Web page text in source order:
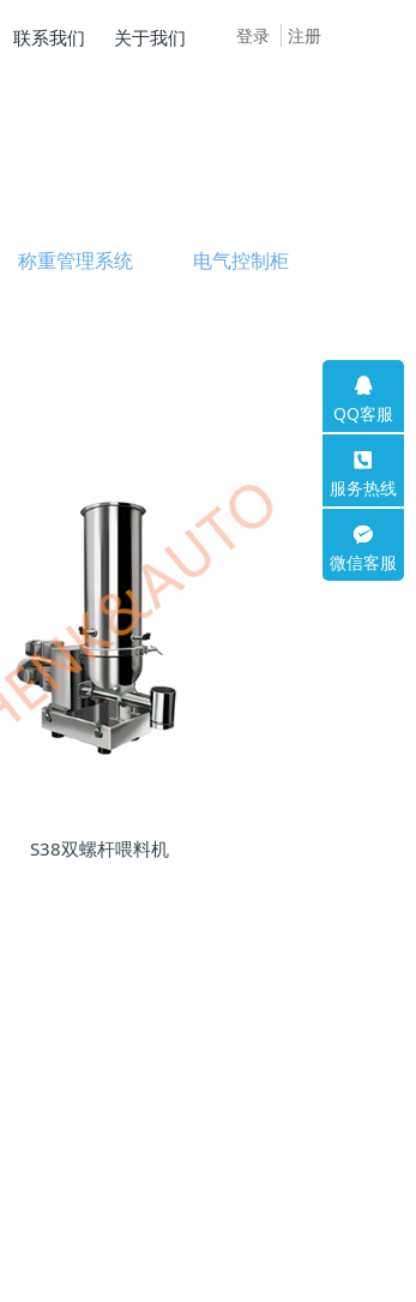
登录 注册
联系我们 关于我们
称重管理系统 电气控制柜
S38双螺杆喂料机
QQ客服
服务热线
微信客服